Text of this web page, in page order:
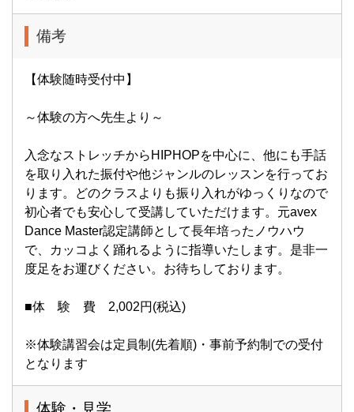
備考
【体験随時受付中】
～体験の方へ先生より～
入念なストレッチからHIPHOPを中心に、他にも手話
を取り入れた振付や他ジャンルのレッスンを行ってお
ります。どのクラスよりも振り入れがゆっくりなので
初心者でも安心して受講していただけます。元avex
Dance Master認定講師として長年培ったノウハウ
で、カッコよく踊れるように指導いたします。是非一
度足をお運びください。お待ちしております。
■体 験 費 2,002円(税込)
※体験講習会は定員制(先着順)・事前予約制での受付
となります
体験・見学